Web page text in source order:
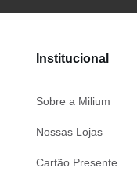
Institucional
Sobre a Milium
Nossas Lojas
Cartão Presente